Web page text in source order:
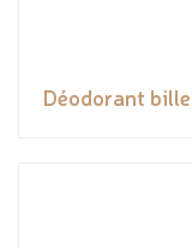
Déodorant